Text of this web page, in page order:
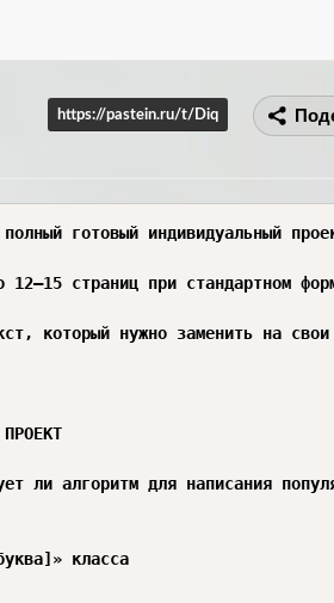
https://pastein.ru/t/Diq
готовый индивидуальный
12–15 страниц при стандартном
который нужно заменить на
ли алгоритм для написания
класса